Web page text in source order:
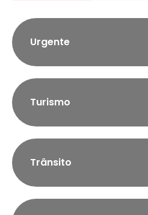
Urgente
Turismo
Trânsito